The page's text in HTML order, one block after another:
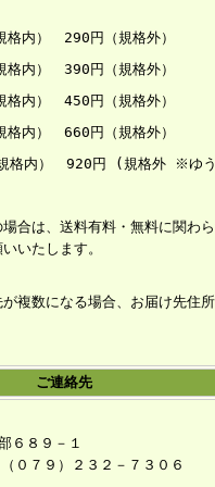
内） 290円（規格外）
内） 390円（規格外）
格内） 450円（規格外）
内） 660円（規格外）
内） 920円 (規格外 ※ゆう
合は、送料有料・無料に関わ
いたします。
複数になる場合、お届け先住
ご連絡先
６８９－１
０７９）２３２－７３０６